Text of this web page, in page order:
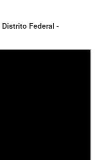
Federal -